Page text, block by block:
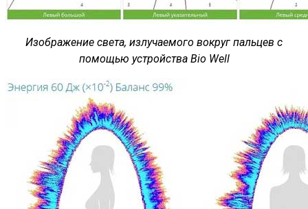
Изображение света, излучаемого вокруг пальцев с
помощью устройства Bio Well